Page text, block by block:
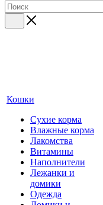
Кошки
Сухие корма
Влажные корма
Лакомства
Витамины
Наполнители
Лежанки и
домики
Одежда